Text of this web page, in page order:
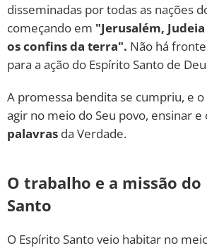
disseminadas por todas as nações
começando em "Jerusalém,
os confins da terra". Não há
para a ação do Espírito Santo de
A promessa bendita se cumpriu, e
agir no meio do Seu povo, ensinar
palavras da Verdade.
O trabalho e a missão
Santo
O Espírito Santo veio habitar no